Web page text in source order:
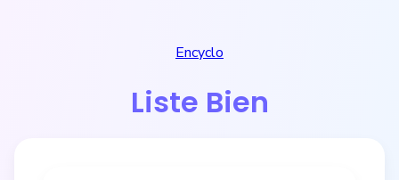
Encyclo
Liste Bien